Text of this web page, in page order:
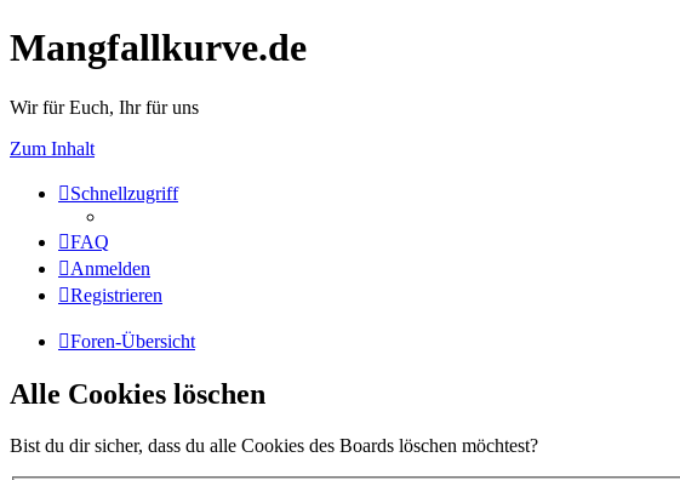
Mangfallkurve.de
Wir für Euch, Ihr für uns
Zum Inhalt
Schnellzugriff
FAQ
Anmelden
Registrieren
Foren-Übersicht
Alle Cookies löschen
Bist du dir sicher, dass du alle Cookies des Boards löschen möchtest?